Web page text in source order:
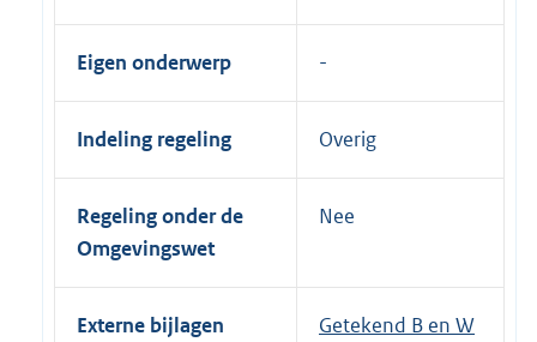
Eigen onderwerp
Indeling regeling Overig
Regeling onder de
Omgevingswet
Nee
Externe bijlagen
Getekend B en W